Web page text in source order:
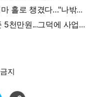
지